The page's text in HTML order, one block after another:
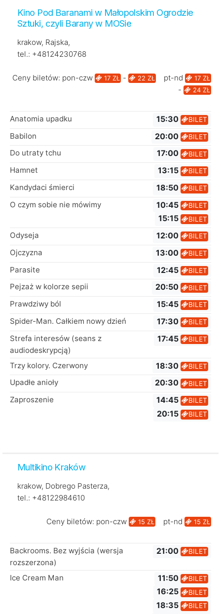
Kino Pod Baranami w Małopolskim Ogrodzie
Sztuki, czyli Barany w MOSie
krakow, Rajska,
tel.: +48124230768
Ceny biletów: pon-czw 17 ZŁ - 22 ZŁ pt-nd 17 ZŁ
- 24 ZŁ
Anatomia upadku 15:30 BILET
Babilon 20:00 BILET
Do utraty tchu 17:00 BILET
Hamnet 13:15 BILET
Kandydaci śmierci 18:50 BILET
O czym sobie nie mówimy 10:45 BILET
15:15 BILET
Odyseja 12:00 BILET
Ojczyzna 13:00 BILET
Parasite 12:45 BILET
Pejzaż w kolorze sepii 20:50 BILET
Prawdziwy ból 15:45 BILET
Spider-Man. Całkiem nowy dzień 17:30 BILET
Strefa interesów (seans z
audiodeskrypcją)
17:45 BILET
Trzy kolory. Czerwony 18:30 BILET
Upadłe anioły 20:30 BILET
Zaproszenie 14:45 BILET
20:15 BILET
Multikino Kraków
krakow, Dobrego Pasterza,
tel.: +48122984610
Ceny biletów: pon-czw 15 ZŁ pt-nd 15 ZŁ
Backrooms. Bez wyjścia (wersja
rozszerzona)
21:00 BILET
Ice Cream Man 11:50 BILET
16:25 BILET
18:35 BILET